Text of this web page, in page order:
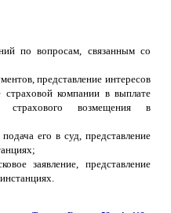
по вопросам, связанным со
представление интересов
компании в выплате
страхового возмещения в
его в суд, представление
заявление, представление